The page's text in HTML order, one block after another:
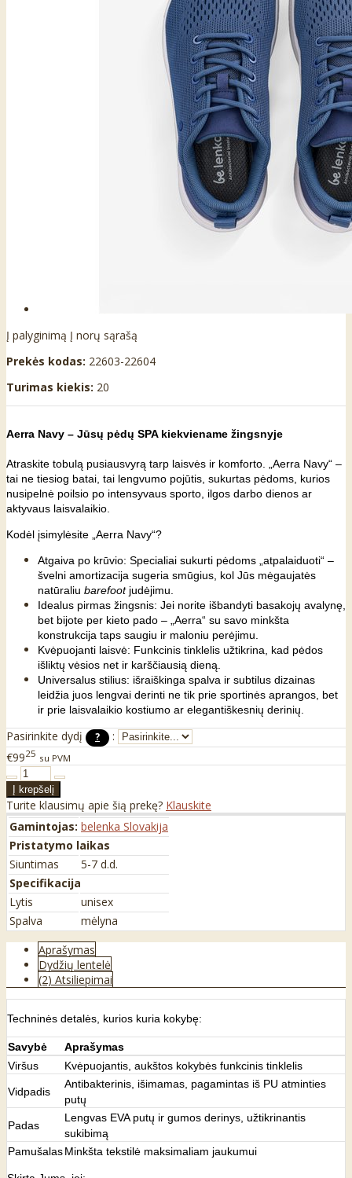
Į palyginimą Į norų sąrašą
Prekės kodas: 22603-22604
Turimas kiekis: 20
Aerra Navy – Jūsų pėdų SPA kiekviename žingsnyje
Atraskite tobulą pusiausvyrą tarp laisvės ir komforto. „Aerra Navy“ –
tai ne tiesiog batai, tai lengvumo pojūtis, sukurtas pėdoms, kurios
nusipelnė poilsio po intensyvaus sporto, ilgos darbo dienos ar
aktyvaus laisvalaikio.
Kodėl įsimylėsite „Aerra Navy“?
Atgaiva po krūvio: Specialiai sukurti pėdoms „atpalaiduoti“ –
švelni amortizacija sugeria smūgius, kol Jūs mėgaujatės
natūraliu barefootjudėjimu.
Idealus pirmas žingsnis: Jei norite išbandyti basakojų avalynę,
bet bijote per kieto pado – „Aerra“ su savo minkšta
konstrukcija taps saugiu ir maloniu perėjimu.
Kvėpuojanti laisvė: Funkcinis tinklelis užtikrina, kad pėdos
išliktų vėsios net ir karščiausią dieną.
Universalus stilius: išraiškinga spalva ir subtilus dizainas
leidžia juos lengvai derinti ne tik prie sportinės aprangos, bet
ir prie laisvalaikio kostiumo ar elegantiškesnių derinių.
Pasirinkite dydį ?
:
€9925 su PVM
Turite klausimų apie šią prekę? Klauskite
Gamintojas: belenka Slovakija
Pristatymo laikas
Siuntimas
5-7 d.d.
Specifikacija
Lytis
unisex
Spalva
mėlyna
Aprašymas
Dydžių lentelė
(2) Atsiliepimai
Techninės detalės, kurios kuria kokybę:
Savybė
Aprašymas
Viršus
Kvėpuojantis, aukštos kokybės funkcinis tinklelis
Vidpadis
Antibakterinis, išimamas, pagamintas iš PU atminties
putų
Padas
Lengvas EVA putų ir gumos derinys, užtikrinantis
sukibimą
PamušalasMinkšta tekstilė maksimaliam jaukumui